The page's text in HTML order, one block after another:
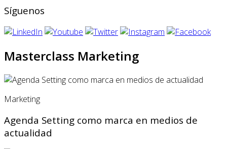
Síguenos
Masterclass Marketing
Marketing
Agenda Setting como marca en medios de
actualidad